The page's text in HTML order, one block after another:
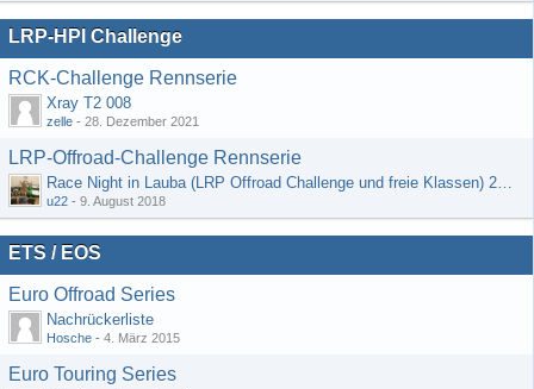
LRP-HPI Challenge
RCK-Challenge Rennserie
Xray T2 008
zelle - 28. Dezember 2021
LRP-Offroad-Challenge Rennserie
Race Night in Lauba (LRP Offroad Challenge und freie Klassen) 25/26.08
u22 - 9. August 2018
ETS / EOS
Euro Offroad Series
Nachrückerliste
Hosche - 4. März 2015
Euro Touring Series